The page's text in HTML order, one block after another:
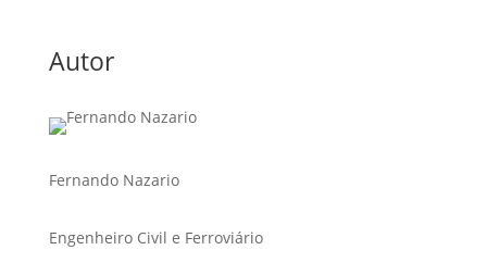
Autor
Fernando Nazario
Engenheiro Civil e Ferroviário